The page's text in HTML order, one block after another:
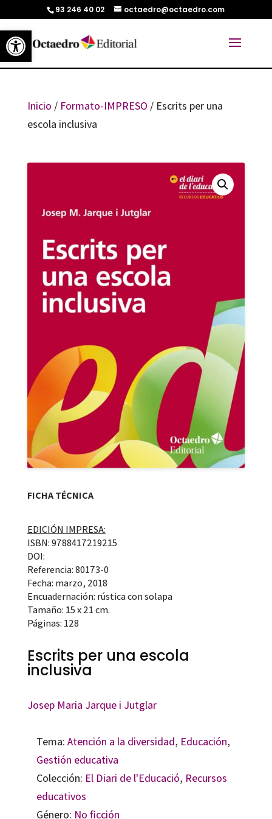
Abrir barra de herramientas
93 246 40 02 octaedro@octaedro.com
Inicio / Formato-IMPRESO / Escrits per una
escola inclusiva
FICHA TÉCNICA
EDICIÓN IMPRESA:
ISBN: 9788417219215
DOI:
Referencia: 80173-0
Fecha: marzo, 2018
Encuadernación: rústica con solapa
Tamaño: 15 x 21 cm.
Páginas: 128
Escrits per una escola
inclusiva
Josep Maria Jarque i Jutglar
Tema: Atención a la diversidad, Educación,
Gestión educativa
Colección: El Diari de l'Educació, Recursos
educativos
Género: No ficción